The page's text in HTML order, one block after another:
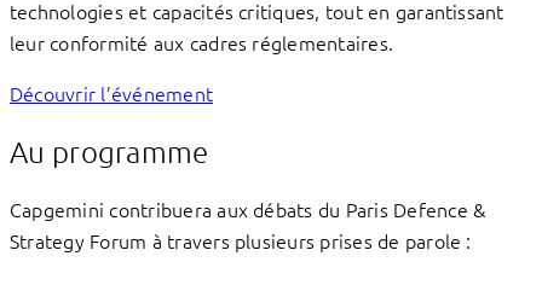
technologies et capacités critiques, tout en garantissant
leur conformité aux cadres réglementaires.
Découvrir l’événement
Au programme
Capgemini contribuera aux débats du Paris Defence &
Strategy Forum à travers plusieurs prises de parole :